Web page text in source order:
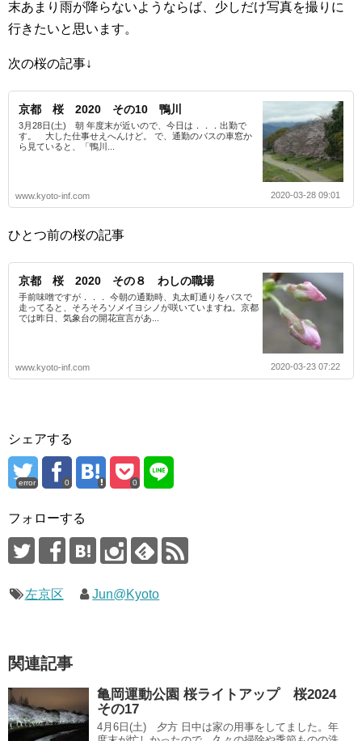
末あまり雨が降らないようならば、少しだけ写真を撮りに
行きたいと思います。
次の桜の記事↓
京都 桜 2020 その10 鴨川
3月28日(土) 朝 年度末が近いので、今日は．．．出勤で
す。 大した仕事せえへんけど。 で、通勤のバスの車窓か
ら見ていると、「鴨川...
www.kyoto-inf.com 2020-03-28 09:01
ひとつ前の桜の記事
京都 桜 2020 その８ わしの職場
手前味噌ですが．．． 今朝の通勤時、丸太町通りをバスで
走ってると、そろそろソメイヨシノが咲いていますね。京都
では昨日、気象台の開花宣言があ...
www.kyoto-inf.com 2020-03-23 07:22
シェアする
error 0 0
フォローする
左京区 Jun@Kyoto
関連記事
亀岡運動公園 桜ライトアップ 桜2024
その17
4月6日(土) 夕方 日中は家の用事をしてました。年